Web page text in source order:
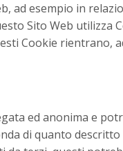
ad esempio in
Sito Web utilizza
Cookie rientrano,
ed anonima e
di quanto descritto